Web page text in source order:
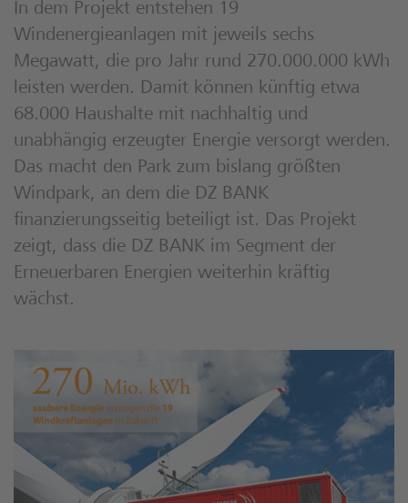
In dem Projekt entstehen 19
Windenergieanlagen mit jeweils sechs
Megawatt, die pro Jahr rund 270.000.000 kWh
leisten werden. Damit können künftig etwa
68.000 Haushalte mit nachhaltig und
unabhängig erzeugter Energie versorgt werden.
Das macht den Park zum bislang größten
Windpark, an dem die DZ BANK
finanzierungsseitig beteiligt ist. Das Projekt
zeigt, dass die DZ BANK im Segment der
Erneuerbaren Energien weiterhin kräftig
wächst.